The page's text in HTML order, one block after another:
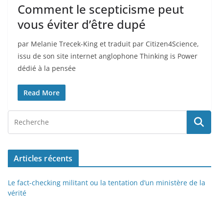
Comment le scepticisme peut
vous éviter d’être dupé
par Melanie Trecek-King et traduit par Citizen4Science,
issu de son site internet anglophone Thinking is Power
dédié à la pensée
Read More
Articles récents
Le fact-checking militant ou la tentation d’un ministère de la
vérité